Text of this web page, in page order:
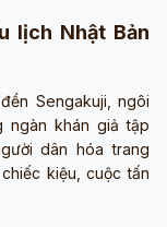
lịch Nhật Bản
Sengakuji, ngôi
ngàn khán giả tập
dân hóa trang
kiệu, cuộc tấn